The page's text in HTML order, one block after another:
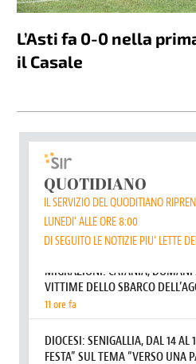
L’Asti fa 0-0 nella
il Casale